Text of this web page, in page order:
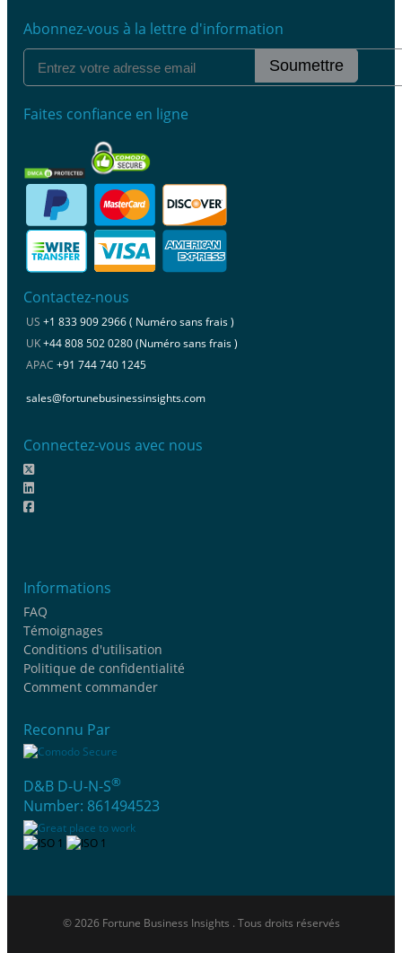
Abonnez-vous à la lettre d'information
Soumettre
Faites confiance en ligne
Contactez-nous
US +1 833 909 2966 ( Numéro sans frais )
UK+44 808 502 0280 (Numéro sans frais )
APAC +91 744 740 1245
sales@fortunebusinessinsights.com
Connectez-vous avec nous
Informations
FAQ
Témoignages
Conditions d'utilisation
Politique de confidentialité
Comment commander
Reconnu Par
D&B D-U-N-S®
Number: 861494523
© 2026 Fortune Business Insights . Tous droits réservés